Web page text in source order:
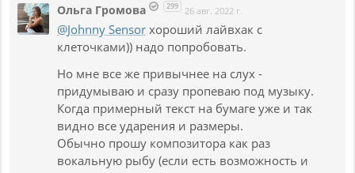
Ольга Громова 299 26 авг. 2022 г.
@Johnny Sensor хороший лайвхак с
клеточками)) надо попробовать.
Но мне все же привычнее на слух -
придумываю и сразу пропеваю под музыку.
Когда примерный текст на бумаге уже и так
видно все ударения и размеры.
Обычно прошу композитора как раз
вокальную рыбу (если есть возможность и